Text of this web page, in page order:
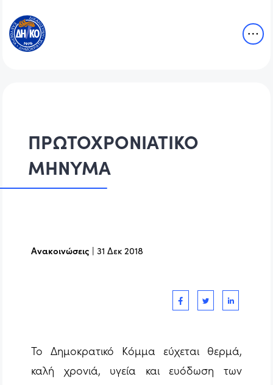
ΠΡΩΤΟΧΡΟΝΙΑΤΙΚΟ
ΜΗΝΥΜΑ
Ανακοινώσεις |31 Δεκ 2018
Το Δημοκρατικό Κόμμα εύχεται θερμά,
καλή χρονιά, υγεία και ευόδωση των